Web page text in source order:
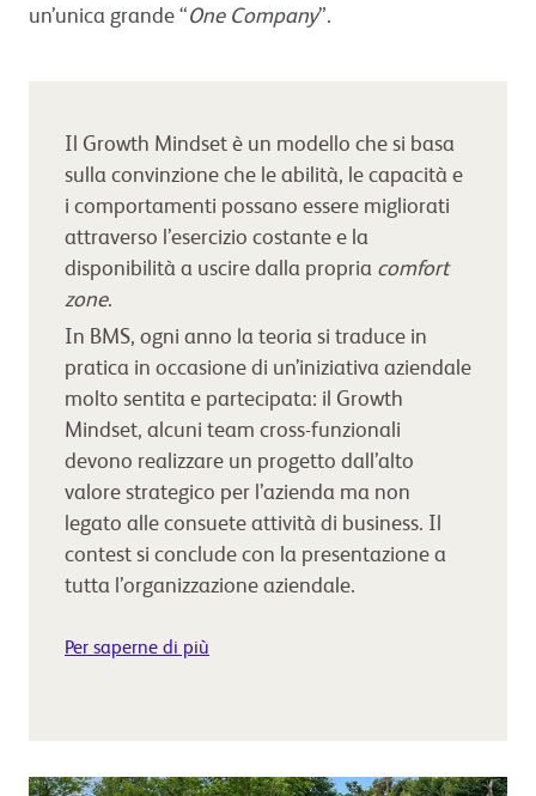
un’unica grande “One Company”.
Il Growth Mindset è un modello che si basa
sulla convinzione che le abilità, le capacità e
i comportamenti possano essere migliorati
attraverso l’esercizio costante e la
disponibilità a uscire dalla propria comfort
zone.
In BMS, ogni anno la teoria si traduce in
pratica in occasione di un’iniziativa aziendale
molto sentita e partecipata: il Growth
Mindset, alcuni team cross-funzionali
devono realizzare un progetto dall’alto
valore strategico per l’azienda ma non
legato alle consuete attività di business. Il
contest si conclude con la presentazione a
tutta l’organizzazione aziendale.
Per saperne di più